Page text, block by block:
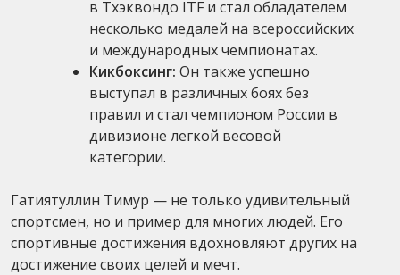
в Тхэквондо ITF и стал обладателем
несколько медалей на всероссийских
и международных чемпионатах.
Кикбоксинг: Он также успешно
выступaл в различныx боях без
правил и стал чемпионом России в
дивизионе легкой весовой
категории.
Гатиятуллин Тимур — не только удивительный
спортсмен, но и пример для многих людей. Его
спортивные достижения вдохновляют других на
достижение своих целей и мечт.